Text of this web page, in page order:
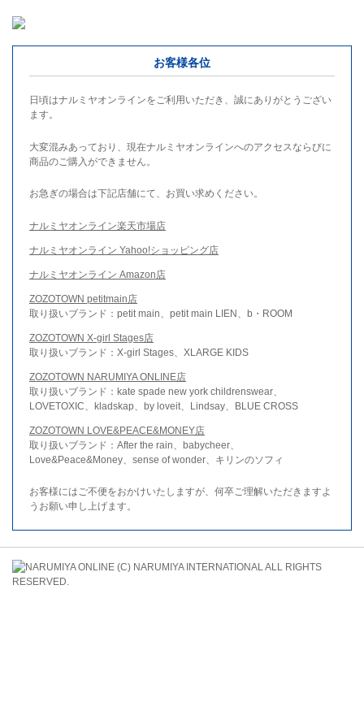
お客様各位
日頃はナルミヤオンラインをご利用いただき、誠にありがとうござい
ます。
大変混みあっており、現在ナルミヤオンラインへのアクセスならびに
商品のご購入ができません。
お急ぎの場合は下記店舗にて、お買い求めください。
ナルミヤオンライン楽天市場店
ナルミヤオンライン Yahoo!ショッピング店
ナルミヤオンライン Amazon店
ZOZOTOWN petitmain店
取り扱いブランド：petit main、petit main LIEN、b・ROOM
ZOZOTOWN X-girl Stages店
取り扱いブランド：X-girl Stages、XLARGE KIDS
ZOZOTOWN NARUMIYA ONLINE店
取り扱いブランド：kate spade new york childrenswear、
LOVETOXIC、kladskap、by loveit、Lindsay、BLUE CROSS
ZOZOTOWN LOVE&PEACE&MONEY店
取り扱いブランド：After the rain、babycheer、
Love&Peace&Money、sense of wonder、キリンのソフィ
お客様にはご不便をおかけいたしますが、何卒ご理解いただきますよ
うお願い申し上げます。